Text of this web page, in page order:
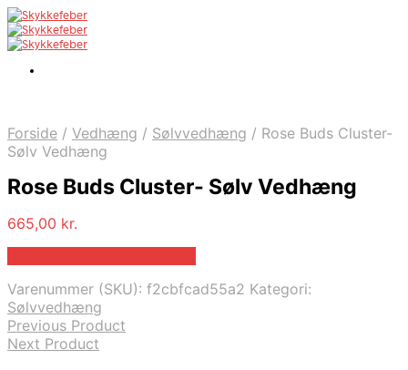
Forside / Vedhæng / Sølvvedhæng / Rose Buds Cluster-
Sølv Vedhæng
Rose Buds Cluster- Sølv Vedhæng
665,00 kr.
Varenummer (SKU): f2cbfcad55a2 Kategori:
Sølvvedhæng
Previous Product
Next Product